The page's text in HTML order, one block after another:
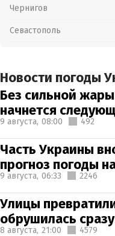
Чернигов
Севастополь
Новости погоды
Без сильной
начнется
9 августа, 08:00 492
Часть Украины
прогноз погоды
9 августа, 06:33 2246
Улицы
обрушилась
8 августа, 21:00 4579